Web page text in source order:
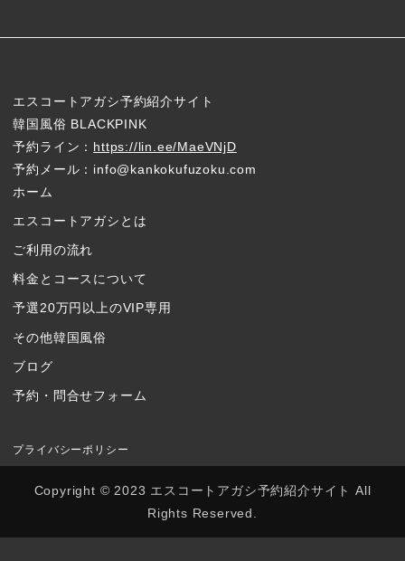
エスコートアガシ予約紹介サイト
韓国風俗 BLACKPINK
予約ライン： https://lin.ee/MaeVNjD
予約メール：info@kankokufuzoku.com
ホーム
エスコートアガシとは
ご利用の流れ
料金とコースについて
予選20万円以上のVIP専用
その他韓国風俗
ブログ
予約・問合せフォーム
プライバシーポリシー
Copyright © 2023 エスコートアガシ予約紹介サイト All
Rights Reserved.